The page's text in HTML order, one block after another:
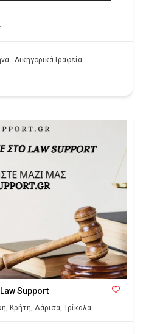
- Δικηγορικά Γραφεία
Support
, Κρήτη, Λάρισα, Τρίκαλα